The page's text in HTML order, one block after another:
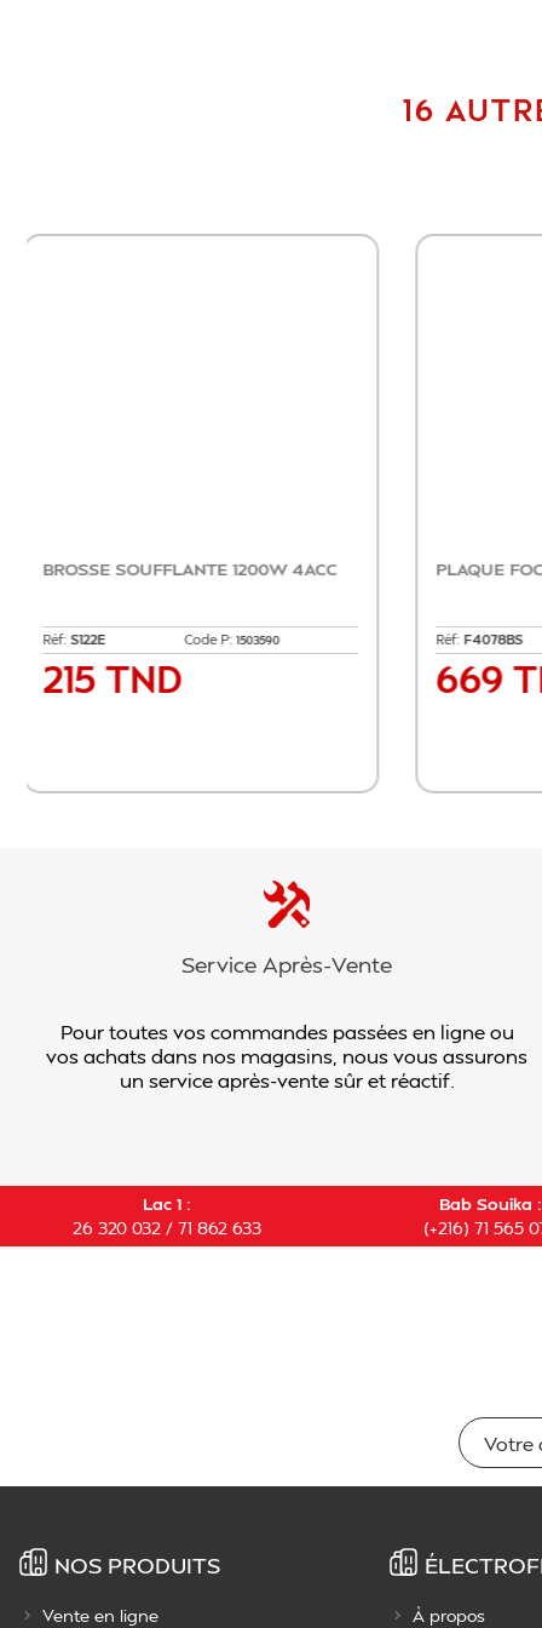
16
0829282
LAVE VAISSELLE LG
Réf:DFC335HM
Prix
4 159 TND
Service Après-Vente
Pour toutes vos commandes passées en ligne ou
vos achats dans nos magasins, nous vous assurons
un service après-vente sûr et réactif.
Lac 1 :
26 320 032 / 71 862 633
Bab Souika :
(+216) 71 565
NOS PRODUITS
Vente en ligne À propos